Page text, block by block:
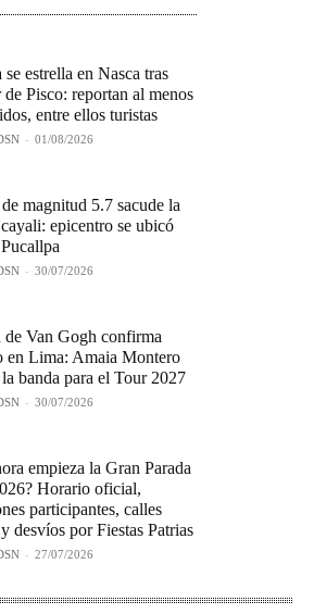
estrella en Nasca tras
de Pisco: reportan al menos
entre ellos turistas
- 01/08/2026
magnitud 5.7 sacude la
epicentro se ubicó
- 30/07/2026
de Van Gogh confirma
en Lima: Amaia Montero
banda para el Tour 2027
- 30/07/2026
empieza la Gran Parada
Horario oficial,
participantes, calles
desvíos por Fiestas Patrias
- 27/07/2026